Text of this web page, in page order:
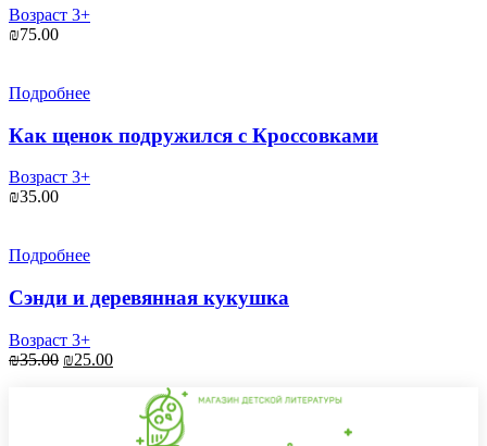
Возраст 3+
₪75.00
Подробнее
Как щенок подружился с Кроссовками
Возраст 3+
₪35.00
Подробнее
Сэнди и деревянная кукушка
Возраст 3+
₪35.00 ₪25.00